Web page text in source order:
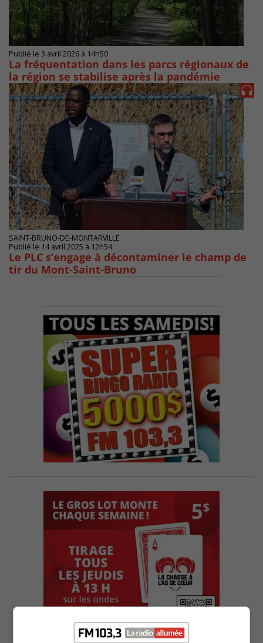
Publié le 3 avril 2026 à 14h50
La fréquentation dans les parcs régionaux de
la région se stabilise après la pandémie
SAINT-BRUNO-DE-MONTARVILLE
Publié le 14 avril 2025 à 12h54
Le PLC s’engage à décontaminer le champ de
tir du Mont-Saint-Bruno